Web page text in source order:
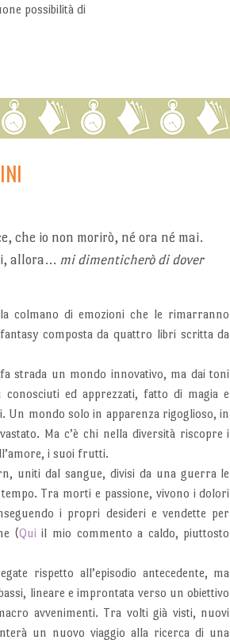
possibilità di
che io non morirò, né ora né mai.
allora… mi dimenticherò di dover
colmano di emozioni che le rimarranno
composta da quattro libri scritta da
strada un mondo innovativo, ma dai toni
ed apprezzati, fatto di magia e
Un mondo solo in apparenza rigoglioso, in
Ma c’è chi nella diversità riscopre i
i suoi frutti.
uniti dal sangue, divisi da una guerra le
Tra morti e passione, vivono i dolori
i propri desideri e vendette per
(Qui il mio commento a caldo, piuttosto
rispetto all’episodio antecedente, ma
lineare e improntata verso un obiettivo
avvenimenti. Tra volti già visti, nuovi
un nuovo viaggio alla ricerca di una